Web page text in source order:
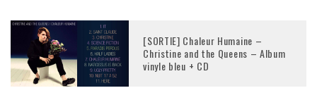
[SORTIE] Chaleur Humaine –
Christine and the Queens – Album
vinyle bleu + CD